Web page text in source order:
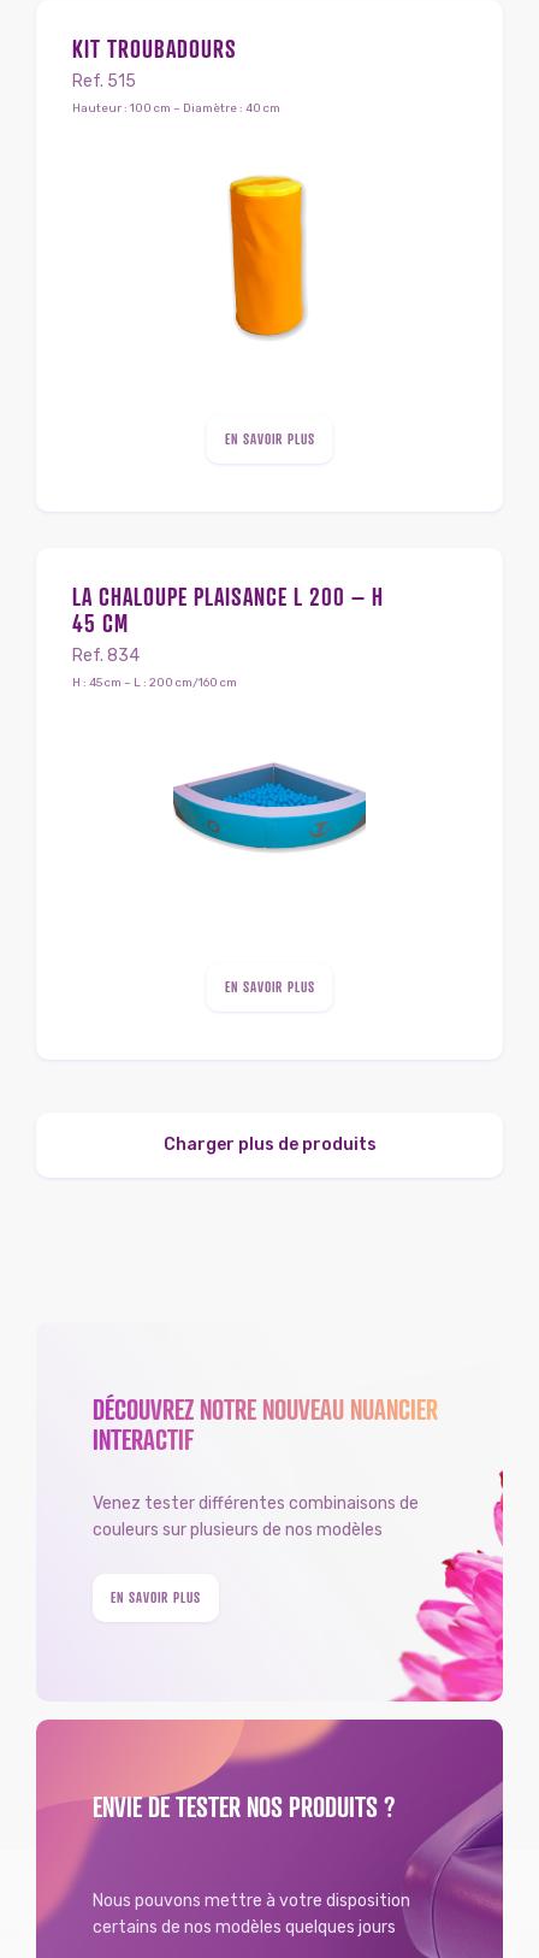
KIT TROUBADOURS
Ref. 515
Hauteur : 100 cm – Diamètre : 40 cm
EN SAVOIR PLUS
LA CHALOUPE PLAISANCE L 200 – H
45 CM
Ref. 834
H : 45 cm – L : 200 cm/160 cm
EN SAVOIR PLUS
Charger plus de produits
DÉCOUVREZ NOTRE NOUVEAU NUANCIER
INTERACTIF
Venez tester différentes combinaisons de
couleurs sur plusieurs de nos modèles
EN SAVOIR PLUS
ENVIE DE TESTER NOS PRODUITS ?
Nous pouvons mettre à votre disposition
certains de nos modèles quelques jours